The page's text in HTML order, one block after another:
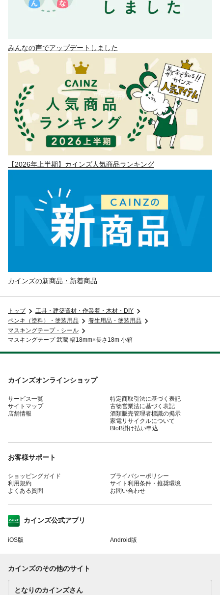
みんなの声でアップデートしました
【2026年上半期】カインズ人気商品ランキング
カインズの新商品・新着商品
トップ
工具・建築資材・作業着・木材・DIY
ペンキ（塗料）・塗装用品
養生用品・塗装用品
マスキングテープ・シール
マスキングテープ 武蔵 幅18mm×長さ18m 小箱
カインズオンラインショップ
サービス一覧
サイトマップ
店舗情報
特定商取引法に基づく表記
古物営業法に基づく表記
酒類販売管理者標識の掲示
家電リサイクルについて
BtoB掛け払い申込
お客様サポート
ショッピングガイド
利用規約
よくある質問
プライバシーポリシー
サイト利用条件・推奨環境
お問い合わせ
カインズ公式アプリ
iOS版 Android版
カインズのその他のサイト
となりのカインズさん